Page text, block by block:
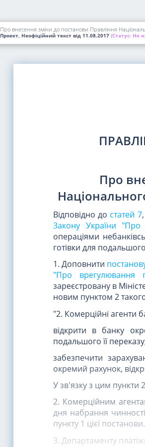
Про внесення зміни до постанови Правління
Проект, Неофіційний текст від 11.08.2017 (Статус: Не
Про
Відповідно до статей 7,
Закону України "Про
операціями
готівки для
1. Доповнити
"Про врегулювання
зареєстровану в
новим пунктом 2
"2. Комерційні агенти
відкрити в банку
подальшого її
забезпечити
окремий рахунок,
У зв'язку з цим пункти
2. Комерційним
дня набрання
пункту 1 цієї постанови.
3. Департаменту